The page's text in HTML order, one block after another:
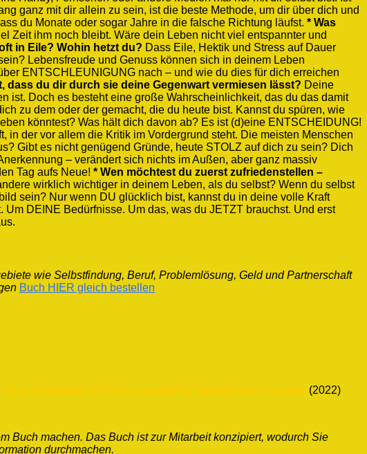
ganz mit dir allein zu sein, ist die beste Methode, um dir über dich und
du Monate oder sogar Jahre in die falsche Richtung läufst. * Was
Zeit ihm noch bleibt. Wäre dein Leben nicht viel entspannter und
in Eile? Wohin hetzt du? Dass Eile, Hektik und Stress auf Dauer
Lebensfreude und Genuss können sich in deinem Leben
ENTSCHLEUNIGUNG nach – und wie du dies für dich erreichen
dass du dir durch sie deine Gegenwart vermiesen lässt? Deine
ist. Doch es besteht eine große Wahrscheinlichkeit, das du das damit
zu dem oder der gemacht, die du heute bist. Kannst du spüren, wie
könntest? Was hält dich davon ab? Es ist (d)eine ENTSCHEIDUNG!
in der vor allem die Kritik im Vordergrund steht. Die meisten Menschen
Gibt es nicht genügend Gründe, heute STOLZ auf dich zu sein? Dich
– verändert sich nichts im Außen, aber ganz massiv
Tag aufs Neue! * Wen möchtest du zuerst zufriedenstellen –
wirklich wichtiger in deinem Leben, als du selbst? Wenn du selbst
sein? Nur wenn DU glücklich bist, kannst du in deine volle Kraft
DEINE Bedürfnisse. Um das, was du JETZT brauchst. Und erst
wie Selbstfindung, Beruf, Problemlösung, Geld und Partnerschaft
Buch HIER gleich bestellen
(2022)
Buch machen. Das Buch istzur Mitarbeit konzipiert, wodurch Sie
durchmachen.